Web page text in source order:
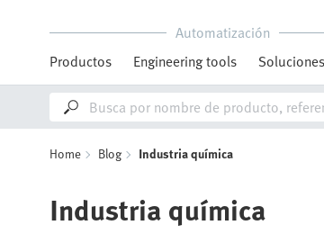
Automatización
Productos
Engineering tools Soluciones
Home Blog Industria química
Industria química